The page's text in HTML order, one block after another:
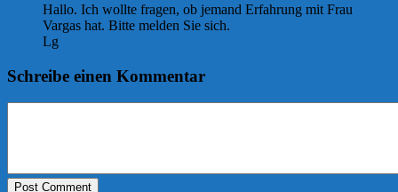
Hallo. Ich wollte fragen, ob jemand Erfahrung mit Frau
Vargas hat. Bitte melden Sie sich.
Lg
Schreibe einen Kommentar
Post Comment